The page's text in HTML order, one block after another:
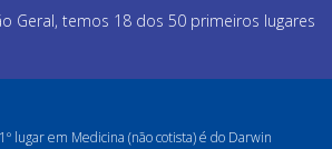
Geral, temos 18 dos 50 primeiros lugares
lugar em Medicina (não cotista) é do Darwin